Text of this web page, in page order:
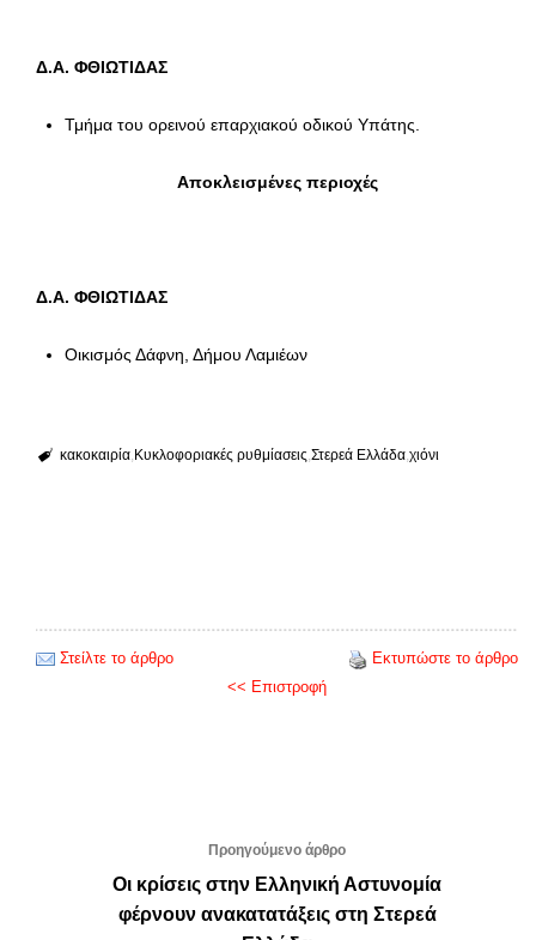
Δ.Α. ΦΘΙΩΤΙΔΑΣ
Τμήμα του ορεινού επαρχιακού οδικού Υπάτης.
Αποκλεισμένες περιοχές
Δ.Α. ΦΘΙΩΤΙΔΑΣ
Οικισμός Δάφνη, Δήμου Λαμιέων
κακοκαιρία Κυκλοφοριακές ρυθμίασεις Στερεά Ελλάδα χιόνι
Στείλτε το άρθρο
Εκτυπώστε το άρθρο
<< Επιστροφή
Προηγούμενο άρθρο
Οι κρίσεις στην Ελληνική Αστυνομία
φέρνουν ανακατατάξεις στη Στερεά